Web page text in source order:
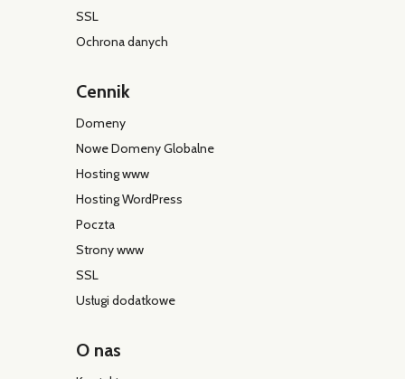
SSL
Ochrona danych
Cennik
Domeny
Nowe Domeny Globalne
Hosting www
Hosting WordPress
Poczta
Strony www
SSL
Usługi dodatkowe
O nas